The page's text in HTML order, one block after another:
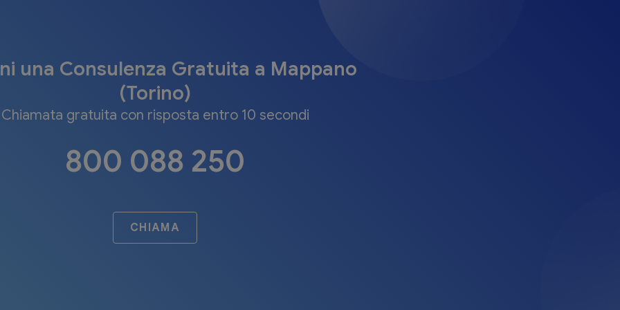
una Consulenza Gratuita a Mappano
(Torino)
Chiamata gratuita con risposta entro 10 secondi
800 088 250
CHIAMA